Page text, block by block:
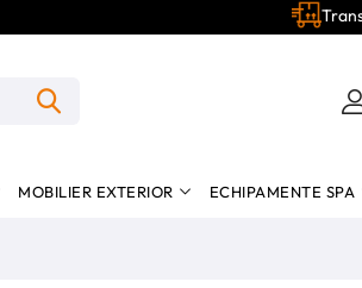
MOBILIER EXTERIOR ECHIPAMENTE SPA